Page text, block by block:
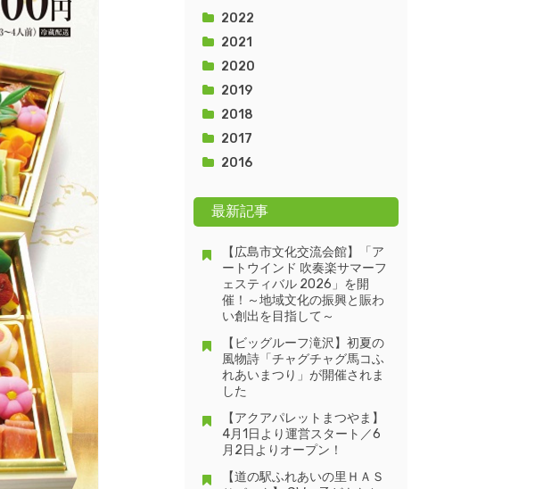
2022
2021
2020
2019
2018
2017
2016
最新記事
【広島市文化交流会館】「ア
ートウインド 吹奏楽サマーフ
ェスティバル 2026」を開
催！～地域文化の振興と賑わ
い創出を目指して～
【ビッグルーフ滝沢】初夏の
風物詩「チャグチャグ馬コふ
れあいまつり」が開催されま
した
【アクアパレットまつやま】
4月1日より運営スタート／6
月2日よりオープン！
【道の駅ふれあいの里ＨＡＳ